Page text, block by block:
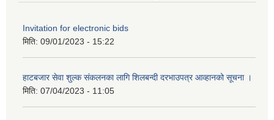
Invitation for electronic bids
मिति: 09/01/2023 - 15:22
हाटबजार सेवा शुल्क संकलनका लागि शिलबन्दी दरभाउपत्र आव्हानको सूचना ।
मिति: 07/04/2023 - 11:05